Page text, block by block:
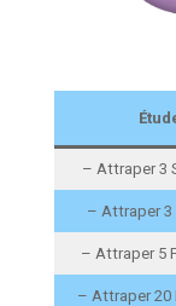
– Attraper 3
– Attraper 3
– Attraper 5
– Attraper 20